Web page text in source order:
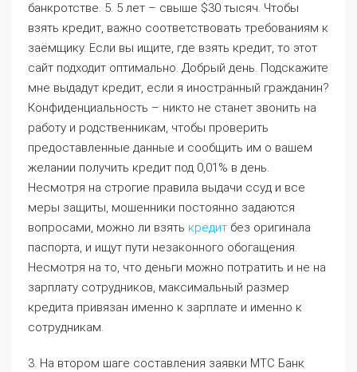
банкротстве. 5. 5 лет – свыше $30 тысяч. Чтобы
взять кредит, важно соответствовать требованиям к
заёмщику. Если вы ищите, где взять кредит, то этот
сайт подходит оптимально. Добрый день. Подскажите
мне выдадут кредит, если я иностранный гражданин?
Конфиденциальность – никто не станет звонить на
работу и родственникам, чтобы проверить
предоставленные данные и сообщить им о вашем
желании получить кредит под 0,01% в день.
Несмотря на строгие правила выдачи ссуд и все
меры защиты, мошенники постоянно задаются
вопросами, можно ли взять кредит без оригинала
паспорта, и ищут пути незаконного обогащения.
Несмотря на то, что деньги можно потратить и не на
зарплату сотрудников, максимальный размер
кредита привязан именно к зарплате и именно к
сотрудникам.
3. На втором шаге составления заявки МТС Банк